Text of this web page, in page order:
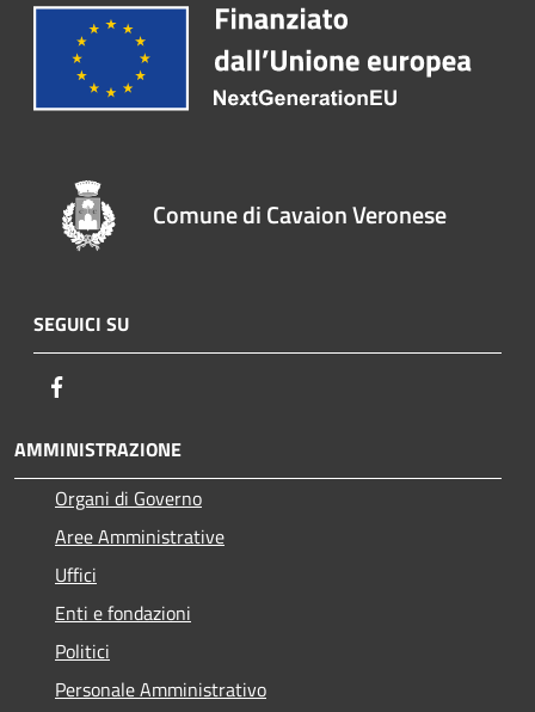
Comune di Cavaion Veronese
SEGUICI SU
AMMINISTRAZIONE
Organi di Governo
Aree Amministrative
Uffici
Enti e fondazioni
Politici
Personale Amministrativo